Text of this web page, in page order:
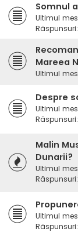
Somnul
Ultimul
Răspunsuri:
Mareea
Ultimul
Despre
Ultimul
Răspunsuri:
Malin
Dunarii?
Ultimul
Răspunsuri:
Ultimul
Răspunsuri: